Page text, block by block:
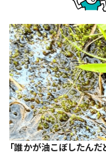
「誰かが油こぼしたん